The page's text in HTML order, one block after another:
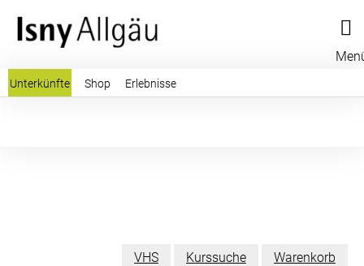
Unterkünfte Shop Erlebnisse
VHS Kurssuche Warenkorb